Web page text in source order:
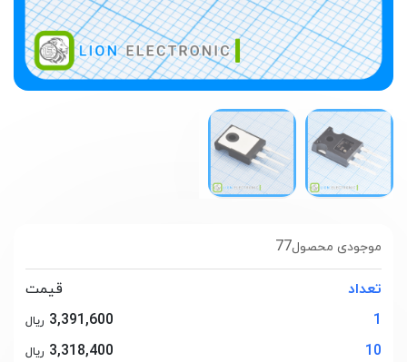
77موجودی محصول
تعداد
قیمت
1
3,391,600 ریال
10
3,318,400 ریال